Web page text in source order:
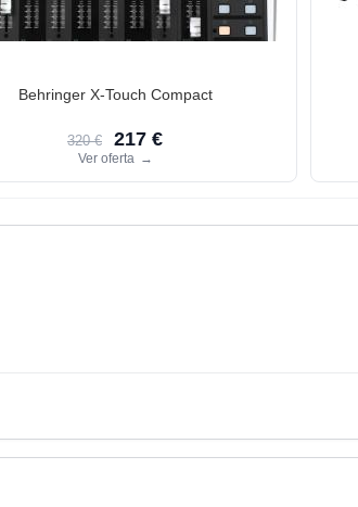
Behringer X-Touch Compact
320 € 217 €
Ver oferta →